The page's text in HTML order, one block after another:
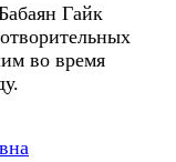
Гайк
во время